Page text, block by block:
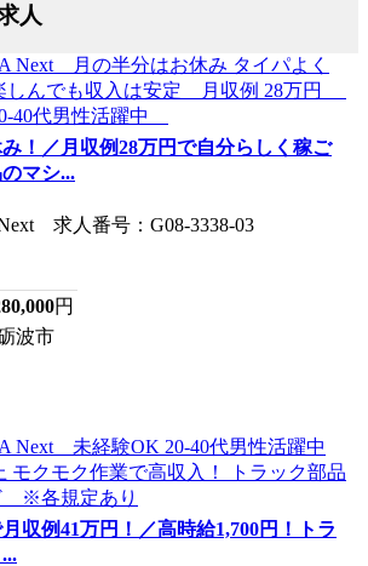
人
！／月収例28万円で自分らしく稼ご
マシ...
求人番号：G08-3338-03
円
波市
収例41万円！／高時給1,700円！トラ